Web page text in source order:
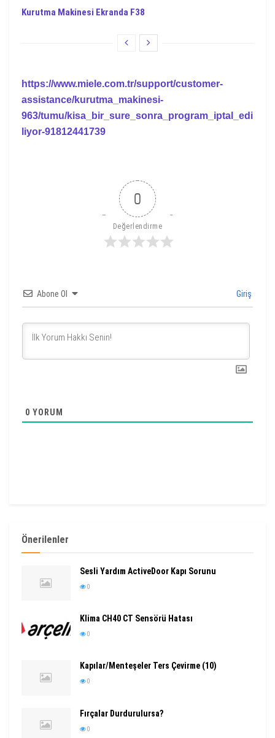
Kurutma Makinesi Ekranda F38
https://www.miele.com.tr/support/customer-
assistance/kurutma_makinesi-
963/tumu/kisa_bir_sure_sonra_program_iptal_edi
liyor-91812441739
0
Değerlendirme
Abone Ol Giriş
0 YORUM
Önerilenler
Sesli Yardım ActiveDoor Kapı Sorunu
0
Klima CH40 CT Sensörü Hatası
0
Kapılar/Menteşeler Ters Çevirme (10)
0
Fırçalar Durdurulursa?
0